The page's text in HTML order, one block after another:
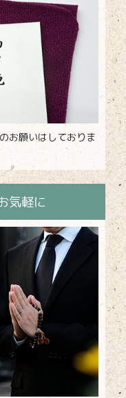
お願いはしておりま
気軽に